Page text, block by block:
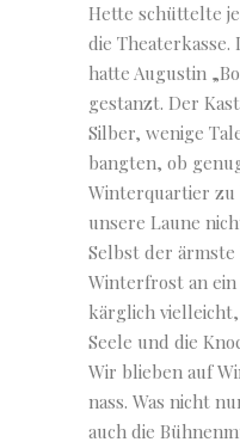
Hette schüttelte
die Theaterkasse.
hatte Augustin
gestanzt. Der
Silber, wenige
bangten, ob
Winterquartier zu
unsere Laune
Selbst der
Winterfrost an
kärglich
Seele und die
Wir blieben auf
nass. Was nicht
auch die